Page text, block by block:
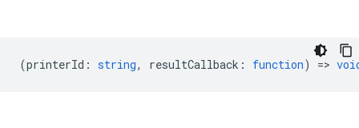
(printerId : string, resultCallback : function) =>